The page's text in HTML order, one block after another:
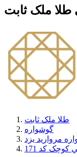
طلا ملک ثابت
طلا ملک ثابت
گوشواره
مروارید یزد
کد 171